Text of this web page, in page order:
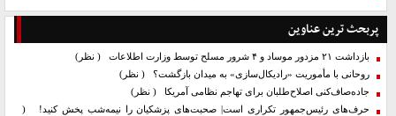
پربحث ترین عناوین
بازداشت ۲۱ مزدور موساد و ۴ شرور مسلح توسط وزارت اطلاعات
( نظر)
روحانی با مأموریت «رادیکال‌سازی» به میدان بازگشت؟ ( نظر)
جاده‌صاف‌کنی اصلاح‌طلبان برای تهاجم نظامی آمریکا
( نظر)
حرف‌های رئیس‌جمهور تکراری است| صحبت‌های پزشکیان را نیمه‌شب پخش کنید!
(